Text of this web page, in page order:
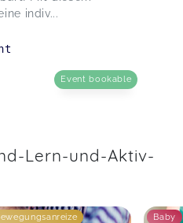
indiv...
Event bookable
Lern-und-Aktiv-
Baby